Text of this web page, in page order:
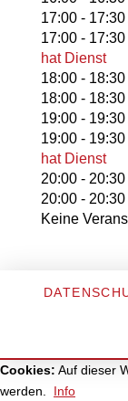
17:00- 17:30
17:00- 17:30
hat Dienst
18:00- 18:30
18:00- 18:30
19:00- 19:30
19:00- 19:30
hat Dienst
20:00- 20:30
20:00- 20:30
Keine
Cookies: Auf dieser
werden. Info